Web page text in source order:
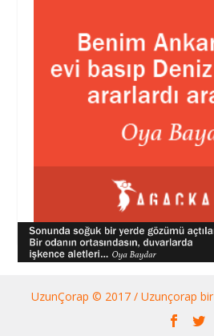
UzunÇorap © 2017 / Uzunçorap bir